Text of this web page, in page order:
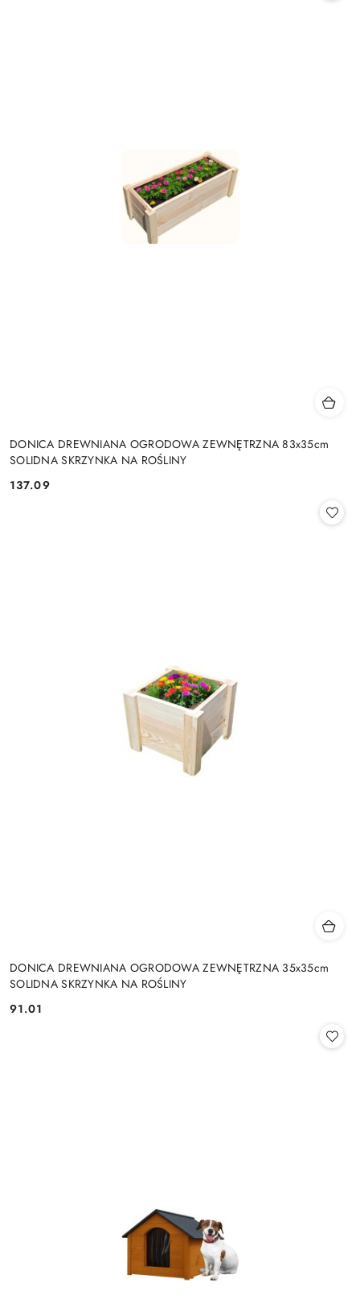
DONICA DREWNIANA OGRODOWA ZEWNĘTRZNA 83x35cm
SOLIDNA SKRZYNKA NA ROŚLINY
Cena:
137.09
DONICA DREWNIANA OGRODOWA ZEWNĘTRZNA 35x35cm
SOLIDNA SKRZYNKA NA ROŚLINY
Cena:
91.01